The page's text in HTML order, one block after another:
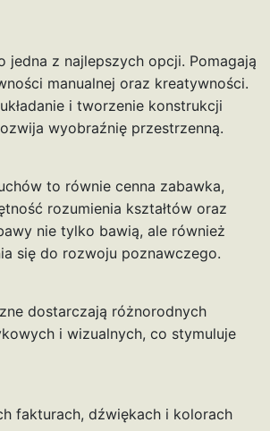
jedna z najlepszych opcji. Pomagają
manualnej oraz kreatywności.
i tworzenie konstrukcji
wyobraźnię przestrzenną.
to równie cenna zabawka,
rozumienia kształtów oraz
nie tylko bawią, ale również
się do rozwoju poznawczego.
dostarczają różnorodnych
i wizualnych, co stymuluje
fakturach, dźwiękach i kolorach